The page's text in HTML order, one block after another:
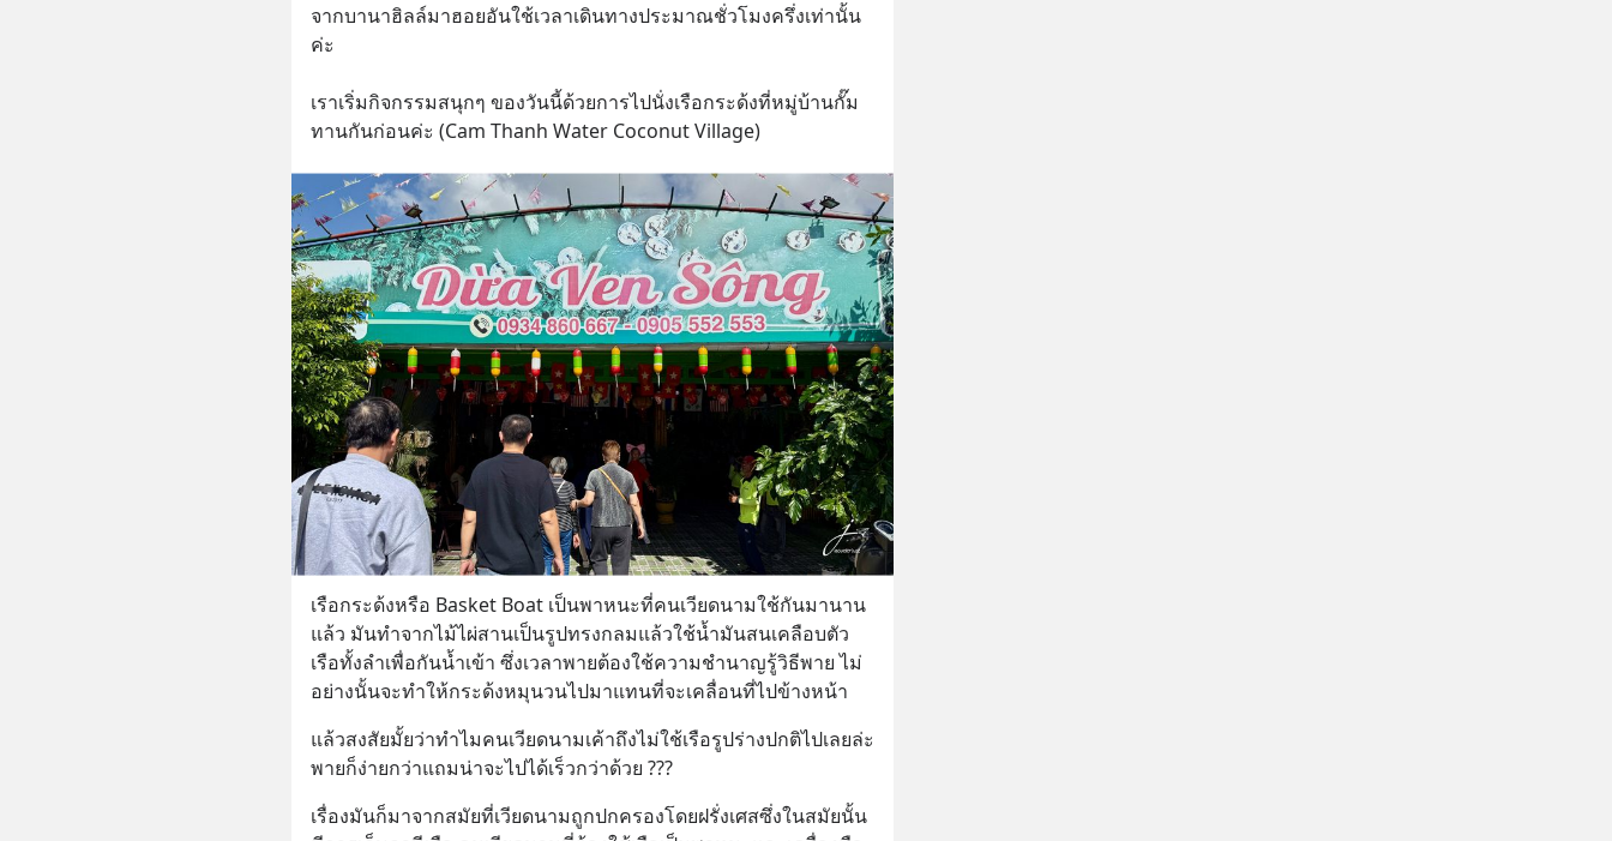
จากบานาฮิลล์มาฮอยอันใช้เวลาเดินทางประมาณชั่วโมงครึ่งเท่านั้น
ค่ะ
เราเริ่มกิจกรรมสนุกๆ ของวันนี้ด้วยการไปนั่งเรือกระด้งที่หมู่บ้านกั๊ม
ทานกันก่อนค่ะ (Cam Thanh Water Coconut Village)
เรือกระด้งหรือ Basket Boat เป็นพาหนะที่คนเวียดนามใช้กันมานาน
แล้ว มันทำจากไม้ไผ่สานเป็นรูปทรงกลมแล้วใช้น้ำมันสนเคลือบตัว
เรือทั้งลำเพื่อกันน้ำเข้า ซึ่งเวลาพายต้องใช้ความชำนาญรู้วิธีพาย ไม่
อย่างนั้นจะทำให้กระด้งหมุนวนไปมาแทนที่จะเคลื่อนที่ไปข้างหน้า
แล้วสงสัยมั้ยว่าทำไมคนเวียดนามเค้าถึงไม่ใช้เรือรูปร่างปกติไปเลยล่ะ
พายก็ง่ายกว่าแถมน่าจะไปได้เร็วกว่าด้วย ???
เรื่องมันก็มาจากสมัยที่เวียดนามถูกปกครองโดยฝรั่งเศสซึ่งในสมัยนั้น